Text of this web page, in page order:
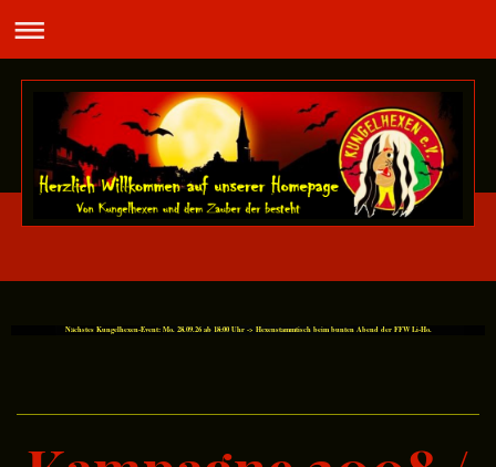
Nächstes Kungelhexen-Event: Mo. 28.09.26 ab 18:00 Uhr -> Hexenstammtisch beim bunten Abend der FFW Li-Ho.